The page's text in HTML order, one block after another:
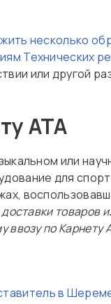
несколько
Технических
или другой
АТА
или
для
ввозу по
в